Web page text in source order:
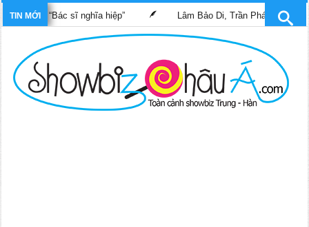
TIN MỚI
sĩ nghĩa hiệp” Lâm Bảo Di, Trần Pháp Dung tái ngộ màn